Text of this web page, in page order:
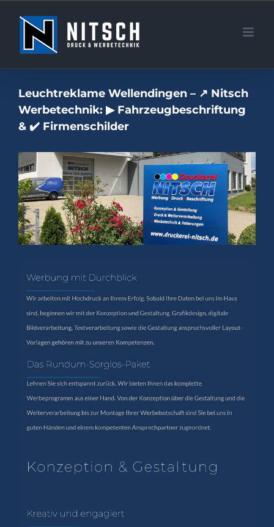
springen
Leuchtreklame Wellendingen – ↗️ Nitsch
Werbetechnik: ▶︎ Fahrzeugbeschriftung
& ✔️ Firmenschilder